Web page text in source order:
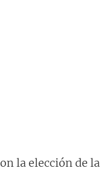
la elección de la